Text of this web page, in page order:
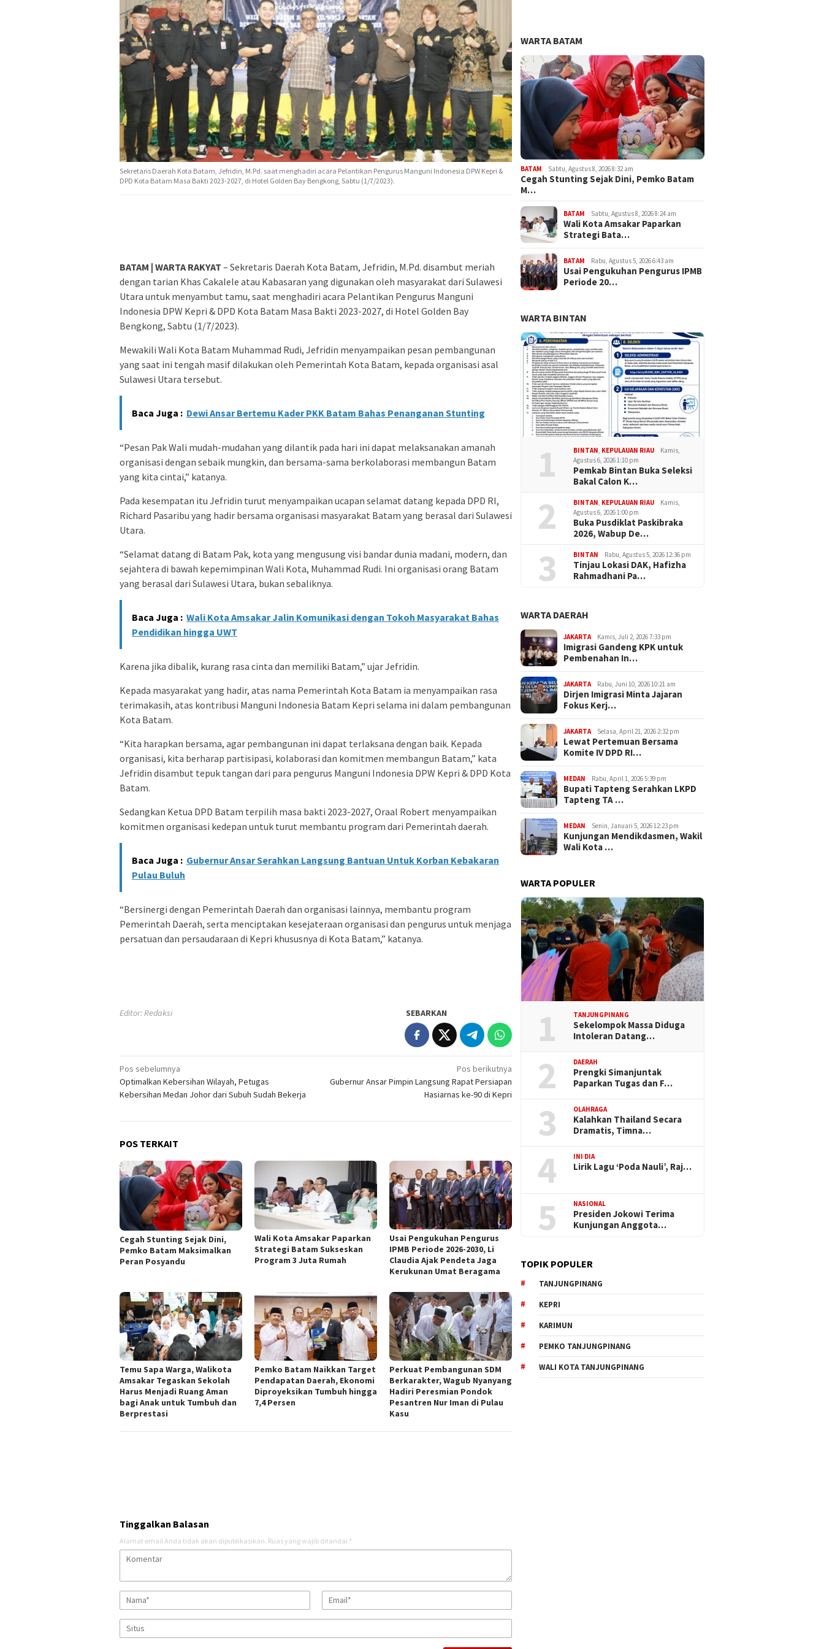
Sekretaris Daerah Kota Batam, Jefridin, M.Pd. saat menghadiri acara Pelantikan Pengurus Manguni Indonesia DPW Kepri &
DPD Kota Batam Masa Bakti 2023-2027, di Hotel Golden Bay Bengkong, Sabtu (1/7/2023).
BATAM | WARTA RAKYAT – Sekretaris Daerah Kota Batam, Jefridin, M.Pd. disambut meriah
dengan tarian Khas Cakalele atau Kabasaran yang digunakan oleh masyarakat dari Sulawesi
Utara untuk menyambut tamu, saat menghadiri acara Pelantikan Pengurus Manguni
Indonesia DPW Kepri & DPD Kota Batam Masa Bakti 2023-2027, di Hotel Golden Bay
Bengkong, Sabtu (1/7/2023).
Mewakili Wali Kota Batam Muhammad Rudi, Jefridin menyampaikan pesan pembangunan
yang saat ini tengah masif dilakukan oleh Pemerintah Kota Batam, kepada organisasi asal
Sulawesi Utara tersebut.
Baca Juga : Dewi Ansar Bertemu Kader PKK Batam Bahas Penanganan Stunting
“Pesan Pak Wali mudah-mudahan yang dilantik pada hari ini dapat melaksanakan amanah
organisasi dengan sebaik mungkin, dan bersama-sama berkolaborasi membangun Batam
yang kita cintai,” katanya.
Pada kesempatan itu Jefridin turut menyampaikan ucapan selamat datang kepada DPD RI,
Richard Pasaribu yang hadir bersama organisasi masyarakat Batam yang berasal dari Sulawesi
Utara.
“Selamat datang di Batam Pak, kota yang mengusung visi bandar dunia madani, modern, dan
sejahtera di bawah kepemimpinan Wali Kota, Muhammad Rudi. Ini organisasi orang Batam
yang berasal dari Sulawesi Utara, bukan sebaliknya.
Baca Juga : Wali Kota Amsakar Jalin Komunikasi dengan Tokoh Masyarakat Bahas
Pendidikan hingga UWT
Karena jika dibalik, kurang rasa cinta dan memiliki Batam,” ujar Jefridin.
Kepada masyarakat yang hadir, atas nama Pemerintah Kota Batam ia menyampaikan rasa
terimakasih, atas kontribusi Manguni Indonesia Batam Kepri selama ini dalam pembangunan
Kota Batam.
“Kita harapkan bersama, agar pembangunan ini dapat terlaksana dengan baik. Kepada
organisasi, kita berharap partisipasi, kolaborasi dan komitmen membangun Batam,” kata
Jefridin disambut tepuk tangan dari para pengurus Manguni Indonesia DPW Kepri & DPD Kota
Batam.
Sedangkan Ketua DPD Batam terpilih masa bakti 2023-2027, Oraal Robert menyampaikan
komitmen organisasi kedepan untuk turut membantu program dari Pemerintah daerah.
Baca Juga : Gubernur Ansar Serahkan Langsung Bantuan Untuk Korban Kebakaran
Pulau Buluh
“Bersinergi dengan Pemerintah Daerah dan organisasi lainnya, membantu program
Pemerintah Daerah, serta menciptakan kesejateraan organisasi dan pengurus untuk menjaga
persatuan dan persaudaraan di Kepri khususnya di Kota Batam,” katanya.
Editor: Redaksi SEBARKAN
Navigasi
pos
Pos sebelumnya
Optimalkan Kebersihan Wilayah, Petugas
Kebersihan Medan Johor dari Subuh Sudah Bekerja
Pos berikutnya
Gubernur Ansar Pimpin Langsung Rapat Persiapan
Hasiarnas ke-90 di Kepri
POS TERKAIT
Cegah Stunting Sejak Dini,
Pemko Batam Maksimalkan
Peran Posyandu
Wali Kota Amsakar Paparkan
Strategi Batam Sukseskan
Program 3 Juta Rumah
Usai Pengukuhan Pengurus
IPMB Periode 2026-2030, Li
Claudia Ajak Pendeta Jaga
Kerukunan Umat Beragama
Temu Sapa Warga, Walikota
Amsakar Tegaskan Sekolah
Harus Menjadi Ruang Aman
bagi Anak untuk Tumbuh dan
Berprestasi
Pemko Batam Naikkan Target
Pendapatan Daerah, Ekonomi
Diproyeksikan Tumbuh hingga
7,4 Persen
Perkuat Pembangunan SDM
Berkarakter, Wagub Nyanyang
Hadiri Peresmian Pondok
Pesantren Nur Iman di Pulau
Kasu
Tinggalkan Balasan
Alamat email Anda tidak akan dipublikasikan. Ruas yang wajib ditandai *
WARTA BATAM
BATAM Sabtu, Agustus 8, 2026 8:32 am
Cegah Stunting Sejak Dini, Pemko Batam
M…
BATAM Sabtu, Agustus 8, 2026 8:24 am
Wali Kota Amsakar Paparkan
Strategi Bata…
BATAM Rabu, Agustus 5, 2026 6:43 am
Usai Pengukuhan Pengurus IPMB
Periode 20…
WARTA BINTAN
1 BINTAN KEPULAUAN RIAU
Kamis,
Agustus 6, 2026 1:10 pm
Pemkab Bintan Buka Seleksi
Bakal Calon K…
2 BINTAN KEPULAUAN RIAU
Kamis,
Agustus 6, 2026 1:00 pm
Buka Pusdiklat Paskibraka
2026, Wabup De…
3 BINTAN Rabu, Agustus 5, 2026 12:36 pm
Tinjau Lokasi DAK, Hafizha
Rahmadhani Pa…
WARTA DAERAH
JAKARTA Kamis, Juli 2, 2026 7:33 pm
Imigrasi Gandeng KPK untuk
Pembenahan In…
JAKARTA Rabu, Juni 10, 2026 10:21 am
Dirjen Imigrasi Minta Jajaran
Fokus Kerj…
JAKARTA Selasa, April 21, 2026 2:32 pm
Lewat Pertemuan Bersama
Komite IV DPD RI…
MEDAN Rabu, April 1, 2026 5:39 pm
Bupati Tapteng Serahkan LKPD
Tapteng TA …
MEDAN Senin, Januari 5, 2026 12:23 pm
Kunjungan Mendikdasmen, Wakil
Wali Kota …
WARTA POPULER
1 TANJUNGPINANG
Sekelompok Massa Diduga
Intoleran Datang…
2 DAERAH
Prengki Simanjuntak
Paparkan Tugas dan F…
3 OLAHRAGA
Kalahkan Thailand Secara
Dramatis, Timna…
4 INI DIA
Lirik Lagu ‘Poda Nauli’, Raj…
5 NASIONAL
Presiden Jokowi Terima
Kunjungan Anggota…
TOPIK POPULER
TANJUNGPINANG
KEPRI
KARIMUN
PEMKO TANJUNGPINANG
WALI KOTA TANJUNGPINANG